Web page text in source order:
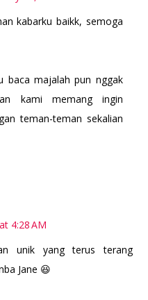
kabarku baikk, semoga
baca majalah pun nggak
kami memang ingin
teman-teman sekalian
4:28 AM
unik yang terus terang
Jane 😆